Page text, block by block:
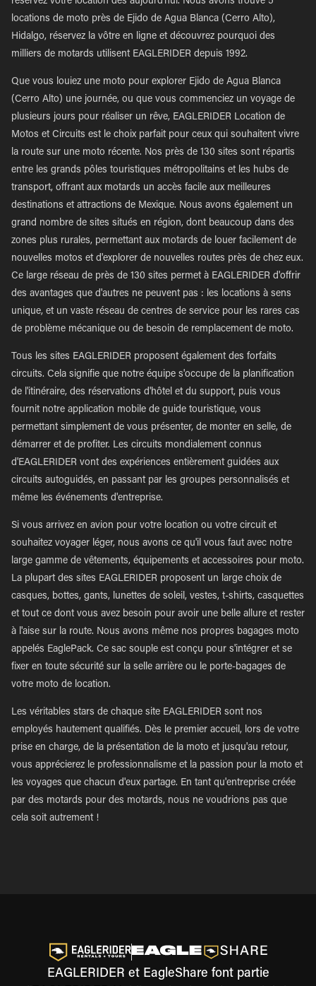
locations de moto près de Ejido de Agua Blanca (Cerro Alto),
Hidalgo, réservez la vôtre en ligne et découvrez pourquoi des
milliers de motards utilisent EAGLERIDER depuis 1992.
Que vous louiez une moto pour explorer Ejido de Agua Blanca
(Cerro Alto) une journée, ou que vous commenciez un voyage de
plusieurs jours pour réaliser un rêve, EAGLERIDER Location de
Motos et Circuits est le choix parfait pour ceux qui souhaitent vivre
la route sur une moto récente. Nos près de 130 sites sont répartis
entre les grands pôles touristiques métropolitains et les hubs de
transport, offrant aux motards un accès facile aux meilleures
destinations et attractions de Mexique. Nous avons également un
grand nombre de sites situés en région, dont beaucoup dans des
zones plus rurales, permettant aux motards de louer facilement de
nouvelles motos et d'explorer de nouvelles routes près de chez eux.
Ce large réseau de près de 130 sites permet à EAGLERIDER d'offrir
des avantages que d'autres ne peuvent pas : les locations à sens
unique, et un vaste réseau de centres de service pour les rares cas
de problème mécanique ou de besoin de remplacement de moto.
Tous les sites EAGLERIDER proposent également des forfaits
circuits. Cela signifie que notre équipe s'occupe de la planification
de l'itinéraire, des réservations d'hôtel et du support, puis vous
fournit notre application mobile de guide touristique, vous
permettant simplement de vous présenter, de monter en selle, de
démarrer et de profiter. Les circuits mondialement connus
d'EAGLERIDER vont des expériences entièrement guidées aux
circuits autoguidés, en passant par les groupes personnalisés et
même les événements d'entreprise.
Si vous arrivez en avion pour votre location ou votre circuit et
souhaitez voyager léger, nous avons ce qu'il vous faut avec notre
large gamme de vêtements, équipements et accessoires pour moto.
La plupart des sites EAGLERIDER proposent un large choix de
casques, bottes, gants, lunettes de soleil, vestes, t-shirts, casquettes
et tout ce dont vous avez besoin pour avoir une belle allure et rester
à l'aise sur la route. Nous avons même nos propres bagages moto
appelés EaglePack. Ce sac souple est conçu pour s'intégrer et se
fixer en toute sécurité sur la selle arrière ou le porte-bagages de
votre moto de location.
Les véritables stars de chaque site EAGLERIDER sont nos
employés hautement qualifiés. Dès le premier accueil, lors de votre
prise en charge, de la présentation de la moto et jusqu'au retour,
vous apprécierez le professionnalisme et la passion pour la moto et
les voyages que chacun d'eux partage. En tant qu'entreprise créée
par des motards pour des motards, nous ne voudrions pas que
cela soit autrement !
EAGLERIDER et EagleShare font partie